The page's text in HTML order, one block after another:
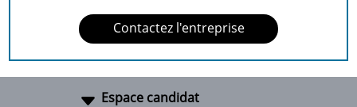
Contactez l'entreprise
Espace candidat